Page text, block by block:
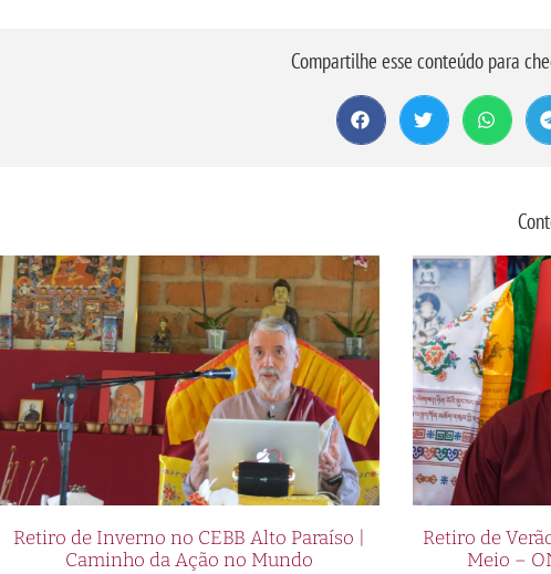
Compartilhe esse conteúdo para
Retiro de Inverno no CEBB Alto Paraíso |
Caminho da Ação no Mundo
Retiro de
Meio –